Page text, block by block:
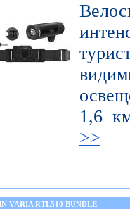
1,6
>>
VARIA RTL510 BUNDLE